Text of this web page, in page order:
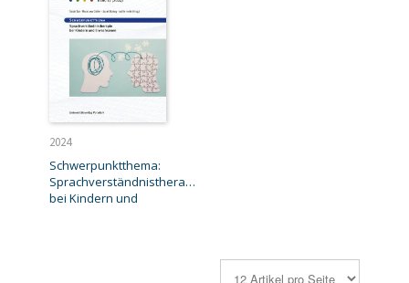
2024
Schwerpunktthema:
Sprachverständnistherapie
bei Kindern und